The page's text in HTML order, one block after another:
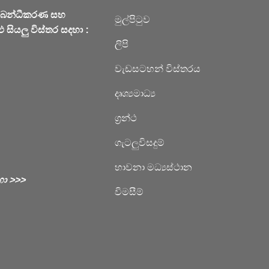
සහ
සියලු විස්තර සදහා :
>>>
මුල්පිටුව
ලිපි
වැඩසටහන් විස්තරය
දෘශ්‍යමාධ්‍ය
ග්‍රන්ථ
ගැටලුවිසදුම්
හාවනා මධ්‍යස්ථාන
විමසීම්